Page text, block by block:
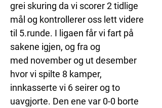
grei skuring da vi scorer 2 tidlige
mål og kontrollerer oss lett videre
til 5.runde. I ligaen får vi fart på
sakene igjen, og fra og
med november og ut desember
hvor vi spilte 8 kamper,
innkasserte vi 6 seirer og to
uavgjorte. Den ene var 0-0 borte